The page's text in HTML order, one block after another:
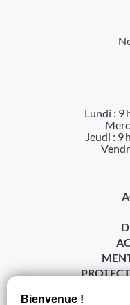
Lundi : 9
Jeudi : 9
POLITIQUE